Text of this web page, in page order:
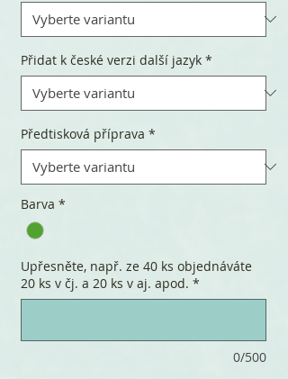
Přidat k české verzi další jazyk *
Předtisková příprava *
Barva *
Upřesněte, např. ze 40 ks objednáváte
20 ks v čj. a 20 ks v aj. apod. *
0/500